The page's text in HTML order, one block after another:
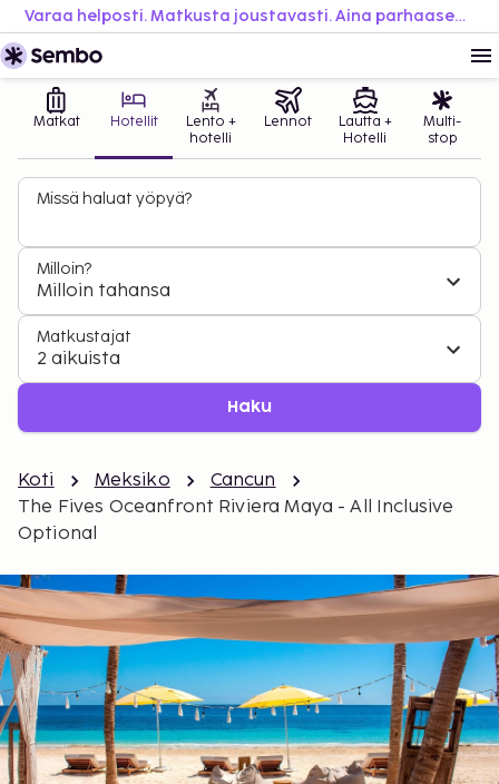
Varaa helposti. Matkusta joustavasti. Aina parhaaseen hintaan.
Matkat Hotellit
Lento +
hotelli
Lennot
Lautta +
Hotelli
Multi-
stop
Missä haluat yöpyä?
Milloin?
Milloin tahansa
Matkustajat
2 aikuista
Haku
Koti Meksiko
Cancun
The Fives Oceanfront Riviera Maya - All Inclusive
Optional